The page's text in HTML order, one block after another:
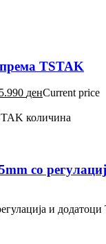
TSTAK
денCurrent price
количина
со
и